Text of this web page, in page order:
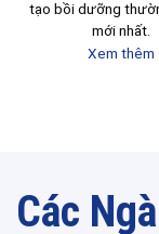
tạo bồi dưỡng
mới nhất.
Xem thêm
Các